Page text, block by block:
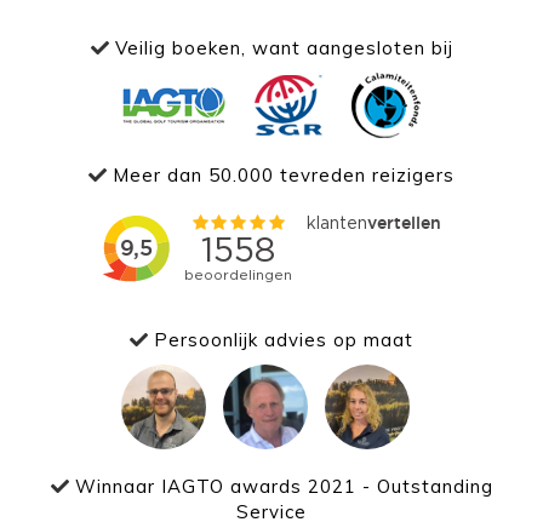
Veilig boeken, want aangesloten bij
Meer dan 50.000 tevreden reizigers
Persoonlijk advies op maat
Winnaar IAGTO awards 2021 - Outstanding
Service